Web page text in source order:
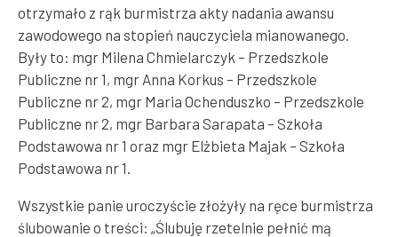
otrzymało z rąk burmistrza akty nadania awansu
zawodowego na stopień nauczyciela mianowanego.
Były to: mgr Milena Chmielarczyk – Przedszkole
Publiczne nr 1, mgr Anna Korkus – Przedszkole
Publiczne nr 2, mgr Maria Ochenduszko – Przedszkole
Publiczne nr 2, mgr Barbara Sarapata – Szkoła
Podstawowa nr 1 oraz mgr Elżbieta Majak – Szkoła
Podstawowa nr 1.
Wszystkie panie uroczyście złożyły na ręce burmistrza
ślubowanie o treści: „Ślubuję rzetelnie pełnić mą